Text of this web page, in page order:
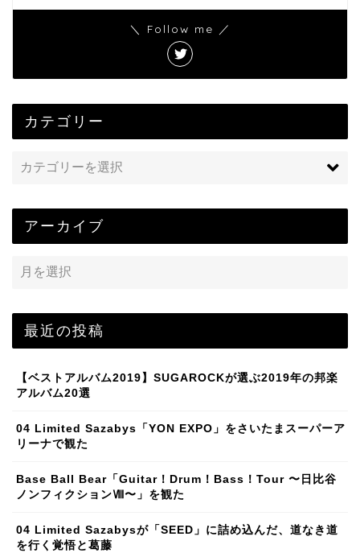
＼ Follow me ／
カテゴリー
アーカイブ
最近の投稿
【ベストアルバム2019】SUGAROCKが選ぶ2019年の邦楽
アルバム20選
04 Limited Sazabys「YON EXPO」をさいたまスーパーア
リーナで観た
Base Ball Bear「Guitar！Drum！Bass！Tour 〜日比谷
ノンフィクションⅧ〜」を観た
04 Limited Sazabysが「SEED」に詰め込んだ、道なき道
を行く覚悟と葛藤